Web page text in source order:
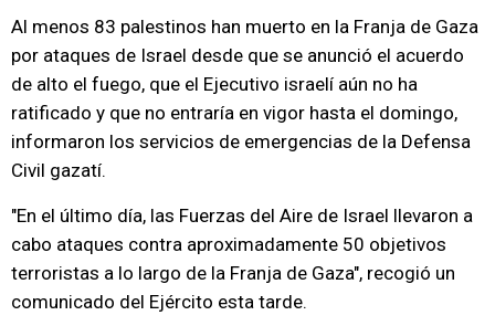
Al menos 83 palestinos han muerto en la Franja de Gaza
por ataques de Israel desde que se anunció el acuerdo
de alto el fuego, que el Ejecutivo israelí aún no ha
ratificado y que no entraría en vigor hasta el domingo,
informaron los servicios de emergencias de la Defensa
Civil gazatí.
"En el último día, las Fuerzas del Aire de Israel llevaron a
cabo ataques contra aproximadamente 50 objetivos
terroristas a lo largo de la Franja de Gaza", recogió un
comunicado del Ejército esta tarde.